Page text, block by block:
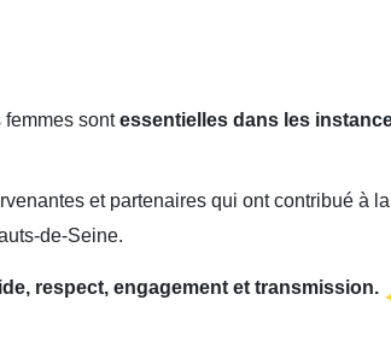
femmes sontessentielles dans les
et partenaires qui ont contribué à
de-Seine.
respect, engagement et transmission.